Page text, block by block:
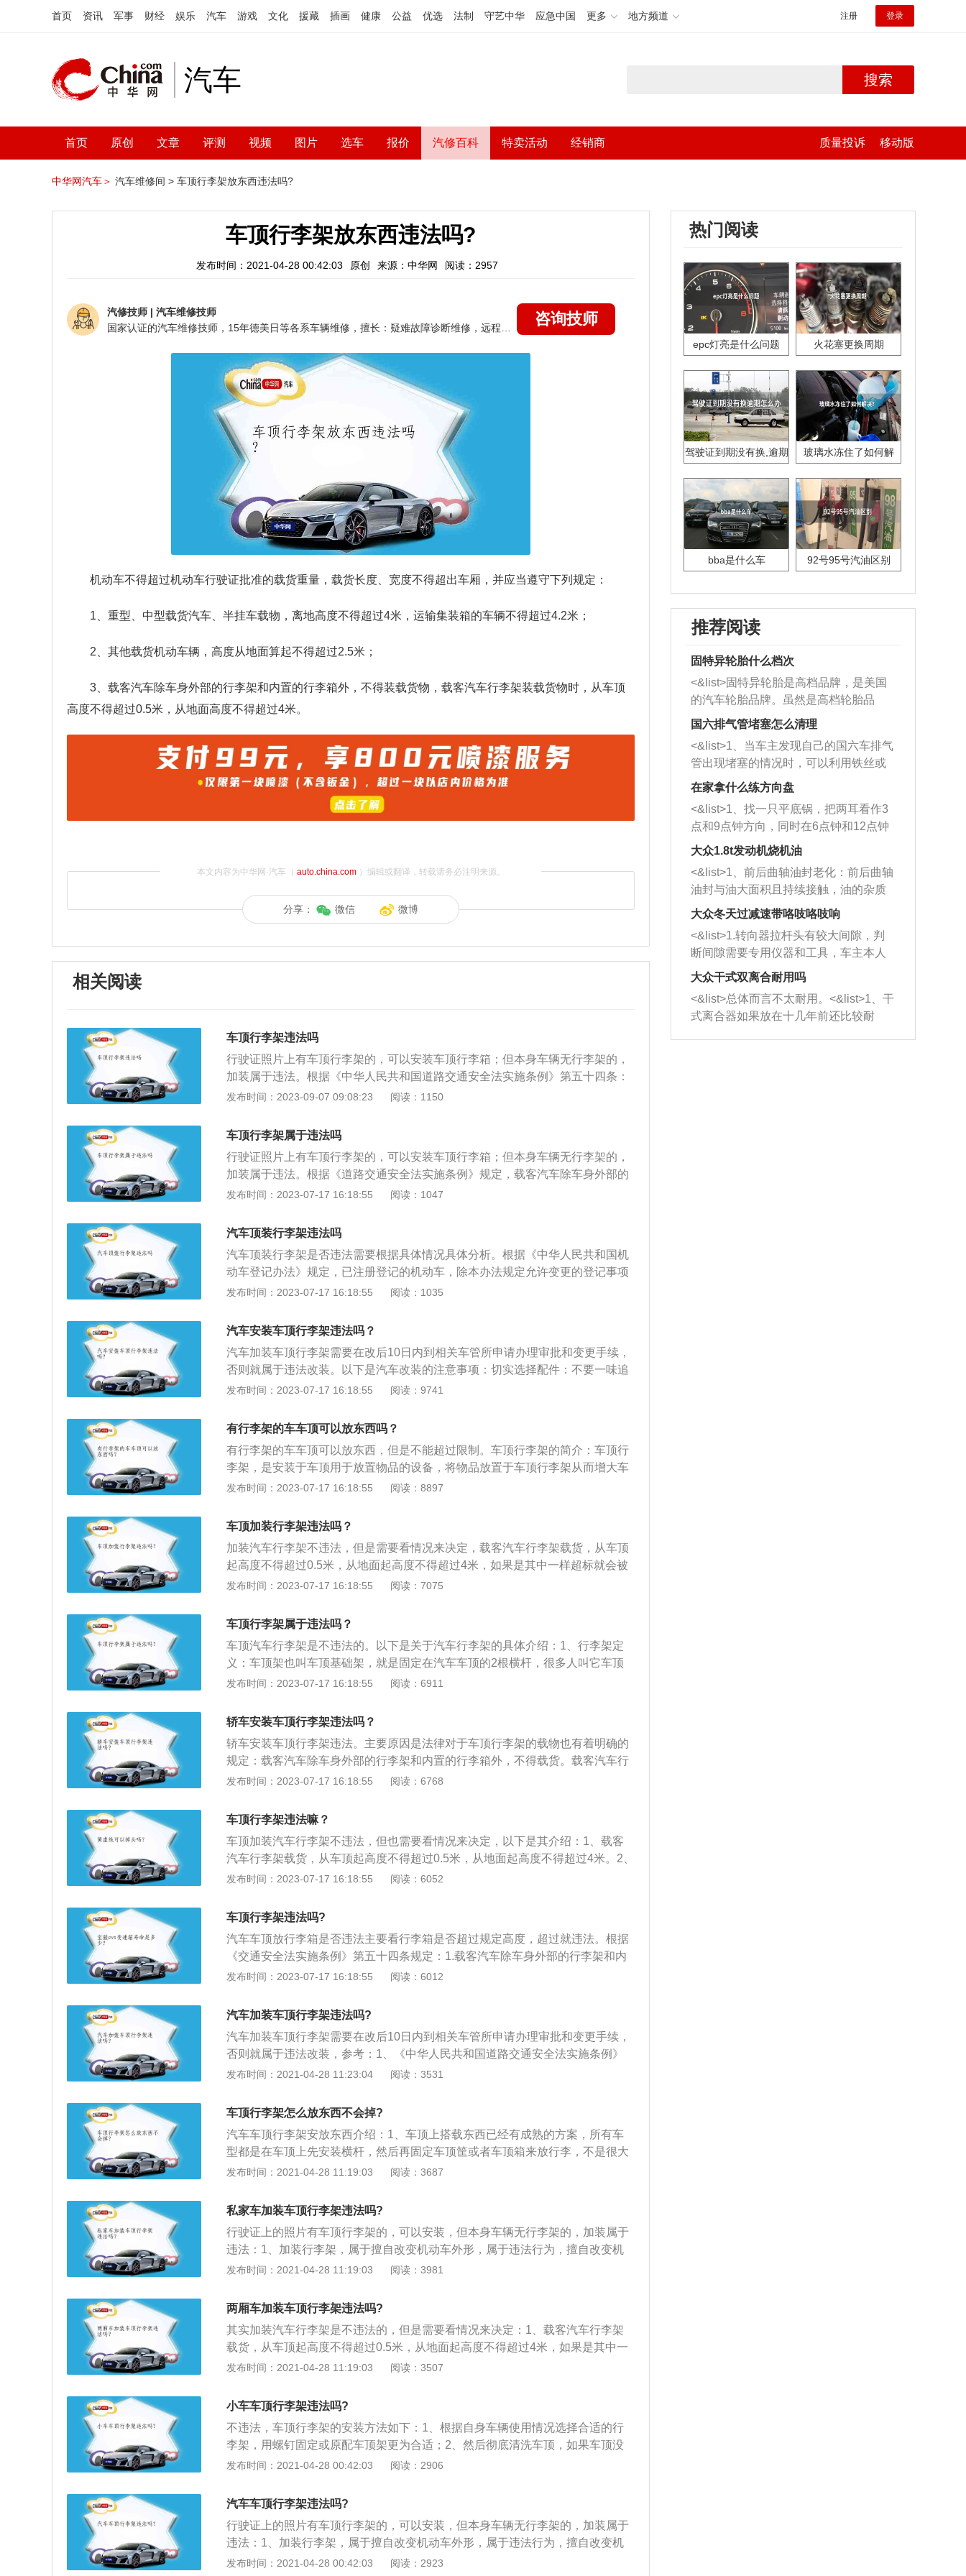
首页 资讯 军事 财经 娱乐 汽车 游戏 文化 援藏 插画 健康 公益 优选 法制 守艺中华 应急中国 更多 地方频道 注册 登录
汽车 搜索
首页 原创 文章 评测 视频 图片 选车 报价 汽修百科 特卖活动 经销商 质量投诉 移动版
中华网汽车＞ 汽车维修间 > 车顶行李架放东西违法吗?
车顶行李架放东西违法吗?
发布时间：2021-04-28 00:42:03 原创 来源：中华网 阅读：2957
汽修技师 | 汽车维修技师
咨询技师
机动车不得超过机动车行驶证批准的载货重量，载货长度、宽度不得超出车厢，并应当遵守下列规定：
1、重型、中型载货汽车、半挂车载物，离地高度不得超过4米，运输集装箱的车辆不得超过4.2米；
2、其他载货机动车辆，高度从地面算起不得超过2.5米；
3、载客汽车除车身外部的行李架和内置的行李箱外，不得装载货物，载客汽车行李架装载货物时，从车顶
高度不得超过0.5米，从地面高度不得超过4米。
本文内容为中华网·汽车（ auto.china.com）编辑或翻译，转载请务必注明来源。
分享： 微信 微博
相关阅读
车顶行李架违法吗
行驶证照片上有车顶行李架的，可以安装车顶行李箱；但本身车辆无行李架的，
加装属于违法。根据《中华人民共和国道路交通安全法实施条例》第五十四条：
机动车载物不得超过机动车行驶证上核定的载质量，装载长度、宽度不得超出车
面起不得超过4米，载运集装箱的车辆不得超过4.2米。（二）其他载货的机动车
载物，高度从地面起不得超过2.5米。（三）摩托车载物，高度从地面起不得超过
1.5米，长度不得超出车身0.2米。两轮摩托车载物宽度左右各不得超出车把0.15
米；三轮摩托车载物宽度不得超过车身。载客汽车除车身外部的行李架和内置的
行李箱外，不得载货。载客汽车行李架载货，从车顶起高度不得超过0.5米，从地
发布时间：2023-09-07 09:08:23 阅读：1150
车顶行李架属于违法吗
行驶证照片上有车顶行李架的，可以安装车顶行李箱；但本身车辆无行李架的，
加装属于违法。根据《道路交通安全法实施条例》规定，载客汽车除车身外部的
行李架和内置的行李箱外，不得载货。载客汽车行李架载货，从车顶起高度不得
实施条例》：第五十四条的规定：机动车载物不得超过机动车行驶证上核定的载
质量，装载长度、宽度不得超出车厢，并应当遵守下列规定：载客汽车除车身外
部的行李架和内置的行李箱外，不得载货。载客汽车行李架载货，从车顶起高度
不得超过0.5米，从地面起高度不得超过4米。行李架装东西是没错的，但是国家
规定，行李架装上的行李箱从地面起是不可以超过4米的，然后车顶上的行李架
车，那么它的高度其实已经超过国家的规定，像这种情况，虽然交警一般不会
抓，但是一旦抓住你扣分罚款是没商量的。
发布时间：2023-07-17 16:18:55 阅读：1047
汽车顶装行李架违法吗
汽车顶装行李架是否违法需要根据具体情况具体分析。根据《中华人民共和国机
动车登记办法》规定，已注册登记的机动车，除本办法规定允许变更的登记事项
以外，其他登记事项不得变更。汽车车顶行李架就是加装在车身顶部，用来安全
上。汽车出厂时没有车顶行李架的车型，后期擅自加装行李架可是违法的。如果
想加添装行李架的要先去车管所重新报批并拍照，保证车身外观与行驶证上的机
动车照片是一样的。根据《机动车登记规定》擅自改变机动车外形和已登记的有
关技术参数的，由公安机关交通管理部门责令恢复原状，并处警告或者五百元以
下罚款。汽车出厂带有行李架的车型，从车顶起高度不得超过0.5米，从地面起高
重的物品在上面，以免引起晃动。即使是螺丝固定的行李架，放重物也要适当，
应看好汽车的承载量。
发布时间：2023-07-17 16:18:55 阅读：1035
汽车安装车顶行李架违法吗？
汽车加装车顶行李架需要在改后10日内到相关车管所申请办理审批和变更手续，
否则就属于违法改装。以下是汽车改装的注意事项：切实选择配件：不要一味追
求配件越贵越好，配件应根据车辆自身的实际情况来选择。切忌过于加强隔音效
无法获取路况和车况的相关信息，影响行车安全。切忌一味加强视觉效果：不要
一味追求视觉效果。为了外观好看，而加装大口径排气管、安装尾翼等。这样对
于小排量的车来说没有太大意义。并且有可能会给车和人都带来重大危害。
发布时间：2023-07-17 16:18:55 阅读：9741
有行李架的车车顶可以放东西吗？
有行李架的车车顶可以放东西，但是不能超过限制。车顶行李架的简介：车顶行
李架，是安装于车顶用于放置物品的设备，将物品放置于车顶行李架从而增大车
内空间。车顶行李架便于外出旅游携带大量物品。然而安装车顶行李架会增加车
于商务车、越野车等中大型车辆。车顶行李架的作用：车顶行李架除了起到装
饰、美观的作用外，可以能放行李厢放不下的东西，比如体积大的行李、自行
车、折叠床等等，只要车主将货物固定到位，特别是在货物上加装上行李绳网的
可以承载比预料的更多的东西。当然不能超过行李架的设计承重--30-50公斤。
发布时间：2023-07-17 16:18:55 阅读：8897
车顶加装行李架违法吗？
加装汽车行李架不违法，但是需要看情况来决定，载客汽车行李架载货，从车顶
起高度不得超过0.5米，从地面起高度不得超过4米，如果是其中一样超标就会被
交警查，所以在买行李架之前应该自己先量好位置，看看是否能够达标。以下是
例》第五十四条，机动车载物不得超过机动车行驶证上核定的载质量，装载长
度、宽度不得超出车厢。2、载客汽车：载客汽车除车身外部的行李架和内置的
行李箱外，不得载货。载客汽车行李架载货，从车顶起高度不得超过0.5米，从地
面起高度不得超过4米。
发布时间：2023-07-17 16:18:55 阅读：7075
车顶行李架属于违法吗？
车顶汽车行李架是不违法的。以下是关于汽车行李架的具体介绍：1、行李架定
义：车顶架也叫车顶基础架，就是固定在汽车车顶的2根横杆，很多人叫它车顶
横杆或车顶行李架，是车顶一切搭载方案的基础。2、安装要求：我国的法律对
超过0.5米，从地面起高度不得超过4米。3、作用：车顶架与车顶完全相连，成为
了汽车的装饰品，还可以成为可利用的存储空间。
发布时间：2023-07-17 16:18:55 阅读：6911
轿车安装车顶行李架违法吗？
轿车安装车顶行李架违法。主要原因是法律对于车顶行李架的载物也有着明确的
规定：载客汽车除车身外部的行李架和内置的行李箱外，不得载货。载客汽车行
李架载货，从车顶起高度不得超过0.5米，从地面起高度不得超过4米。扩展内
架或部件，一般用于两厢式的旅行车、SUV和MPV等车型上。2、车顶行李架最
常用于自驾旅游，配合车顶箱、车顶框搭载旅游行李，增大车内空间，也可以携
带其他运动器材比如滑雪板、自行车、帆船等。
发布时间：2023-07-17 16:18:55 阅读：6768
车顶行李架违法嘛？
车顶加装汽车行李架不违法，但也需要看情况来决定，以下是其介绍：1、载客
汽车行李架载货，从车顶起高度不得超过0.5米，从地面起高度不得超过4米。2、
如果以上其中一样超标就会被交警查，所以在买行李架之前应该自己先量好位
常能用得到，有这个功能需求，肯定可以装，比如喜欢去外面走走，自驾游，过
年回家都可以用得上，有了行李架就多了很多的负载可能性。（2）如果车辆只
是为了日常工作，绝大多时候只在市内用，本身并不觉得加装行李架有多漂亮的
情况下，使用不上就可以不用加装。而且安装行李架需要横向支架，不仅因为本
身的重量而带来更高的油耗，而且在汽车行驶时多多少少会有一些风噪。
发布时间：2023-07-17 16:18:55 阅读：6052
车顶行李架违法吗?
汽车车顶放行李箱是否违法主要看行李箱是否超过规定高度，超过就违法。根据
《交通安全法实施条例》第五十四条规定：1.载客汽车除车身外部的行李架和内
置的行李箱外，不得载货。2.载客汽车的行李架载货从车顶起高度不得超过0.5
装行李箱，或者是行李架时，那就一定要量准行李架载货从车顶起的高度和车型
所限制的高度尺寸。
发布时间：2023-07-17 16:18:55 阅读：6012
汽车加装车顶行李架违法吗?
汽车加装车顶行李架需要在改后10日内到相关车管所申请办理审批和变更手续，
否则就属于违法改装，参考：1、《中华人民共和国道路交通安全法实施条例》
第五十四条机动车载物不得超过机动车行驶证上核定的载质量，装载长度、宽度
高度从地面起不得超过4米，载运集装箱的车辆不得超过4.2米；3、其他载货的机
动车载物，高度从地面起不得超过2.5米；4、摩托车载物，高度从地面起不得超
过1.5米，长度不得超出车身0.2米。两轮摩托车载物宽度左右各不得超出车把0.1
5米；5、三轮摩托车载物宽度不得超过车身。载客汽车除车身外部的行李架和内
置的行李箱外，不得载货。载客汽车行李架载货，从车顶起高度不得超过0.5米，
发布时间：2021-04-28 11:23:04 阅读：3531
车顶行李架怎么放东西不会掉?
汽车车顶行李架安放东西介绍：1、车顶上搭载东西已经有成熟的方案，所有车
型都是在车顶上先安装横杆，然后再固定车顶筐或者车顶箱来放行李，不是很大
件的，而且捆绑牢固，在高速度下也不会松动的，可以放的；2、驾驶证时间满
得吗？很多人都认为，在高速上行驶，只有超速才会被扣分罚款，殊不知，有这
么3种标线，若是您在驾驶过程中，不按照标线指令行驶，不仅会增加行车的安
全隐患，同样也会被罚款扣分；3、导流线是在车辆拥堵时，用于疏通车流量
的，但同时也是属于一种禁止标线，我们车辆在行驶过程中，是不允许压线或在
导流线上停车，若压线或者越线，则会被处罚款150元、记3分；在导流线上停车
发布时间：2021-04-28 11:19:03 阅读：3687
私家车加装车顶行李架违法吗?
行驶证上的照片有车顶行李架的，可以安装，但本身车辆无行李架的，加装属于
违法：1、加装行李架，属于擅自改变机动车外形，属于违法行为，擅自改变机
动车外形交警会责令恢复原状，并处警告或者五百元以下罚款；2、如果车辆是
车管所把行驶证给更改，保持车辆外观和行驶证上的一样；3、国家规定如果要
载物的话，除了行李架和车内空间以外，别的地方载货都是属于违法的。
发布时间：2021-04-28 11:19:03 阅读：3981
两厢车加装车顶行李架违法吗?
其实加装汽车行李架是不违法的，但是需要看情况来决定：1、载客汽车行李架
载货，从车顶起高度不得超过0.5米，从地面起高度不得超过4米，如果是其中一
样超标的话就会被交警查了，所以我们在买行李架的之前应该自己先量好位置，
来在城市上下班的话，建议还是不要安装好；3、因为安装行李架肯定是需要横
向支架的，不仅因为本身的重量而带来更高的油耗，而且在汽车行驶时的一些风
噪，多多少少肯定会有的。但如果你是比较喜欢自驾游那些，安装行李架就最适
合不过了。
发布时间：2021-04-28 11:19:03 阅读：3507
小车车顶行李架违法吗?
不违法，车顶行李架的安装方法如下：1、根据自身车辆使用情况选择合适的行
李架，用螺钉固定或原配车顶架更为合适；2、然后彻底清洗车顶，如果车顶没
有预留螺钉，只能安装粘胶行李架。安装粘胶车顶行李架前，先用湿布擦拭需要
李架贴好，前后对称，这样粘起来就好看了。如果自己不确定，可以直接去4S店
请专业师傅粘贴；4、清洁完车顶后，将行李架上的胶慢慢揭开，然后迅速粘到
车顶上，用力按压10分钟以上，使粘胶发挥粘力。需要注意的是，贴纸架尽可能
在环境温度较高或阳光照射较好时候进行效果更佳。
发布时间：2021-04-28 00:42:03 阅读：2906
汽车车顶行李架违法吗?
行驶证上的照片有车顶行李架的，可以安装，但本身车辆无行李架的，加装属于
违法：1、加装行李架，属于擅自改变机动车外形，属于违法行为，擅自改变机
动车外形交警会责令恢复原状，并处警告或者五百元以下罚款；2、如果车辆是
发布时间：2021-04-28 00:42:03 阅读：2923
热门阅读
epc灯亮是什么问题 火花塞更换周期
驾驶证到期没有换,逾期
玻璃水冻住了如何解
bba是什么车 92号95号汽油区别
推荐阅读
固特异轮胎什么档次
<&list>固特异轮胎是高档品牌，是美国
的汽车轮胎品牌。虽然是高档轮胎品
牌，但是中高低端的轮胎都有生产，这
也是为了更好的开拓市场。
国六排气管堵塞怎么清理
<&list>1、当车主发现自己的国六车排气
管出现堵塞的情况时，可以利用铁丝或
者是细棍，直接将杂物给取出来，如果
堵塞情况比较严重，也可以采取应急措
施。 <&list>2、直接利用木棍将所有的
杂物推到排气管里面的位置处，然后将
三元催化器拆解开，就可以将堵塞的东
西取出来。但如果是因为积碳过多引起
的堵塞，就需要将三元催化器泡在草酸
洗剂对堵塞的情况得到解决，将清洗剂
放在燃油箱中，与燃油混合后，车辆启
动时，就可以和汽油一起进入到燃烧
室，最后形成废气排出，就可以让三元
催化器得到清洗，排气管堵塞的情况就
能够得到解决。
在家拿什么练方向盘
<&list>1、找一只平底锅，把两耳看作3
点和9点钟方向，同时在6点钟和12点钟
方向做一个标记。 <&list>2、双手握住
一圈半的练习，往右同样也要打相同的
圈数。 <&list>3、最后强调要反复练
习，这样就可以形成肌肉记忆，在真实
驾驶车辆时，不需要记忆也能打好方
向。
大众1.8t发动机烧机油
<&list>1、前后曲轴油封老化：前后曲轴
油封与油大面积且持续接触，油的杂质
和发动机内持续温度变化使其密封效果
逐渐减弱，导致渗油或漏油。<&list>2、
活塞间隙过大：积碳会使活塞环与缸体
的间隙扩大，导致机油流入燃烧室中，
造成烧机油。<&list>3、机油粘度。使用
机油粘度过小的话，同样会有烧机油现
象，机油粘度过小具有很好的流动性，
大众冬天过减速带咯吱咯吱响
<&list>1.转向器拉杆头有较大间隙，判
断间隙需要专用仪器和工具，车主本人
无法制作，需要将车辆送到修理厂或4s
店；<&list>2.车辆半轴套管防尘罩破
裂，破裂后会出现漏油现象，使半轴磨
损严重，磨损的半轴容易损坏，产生异
响；<&list>3.稳定器的转向胶套和球头
大众干式双离合耐用吗
<&list>总体而言不太耐用。<&list>1、干
式离合器如果放在十几年前还比较耐